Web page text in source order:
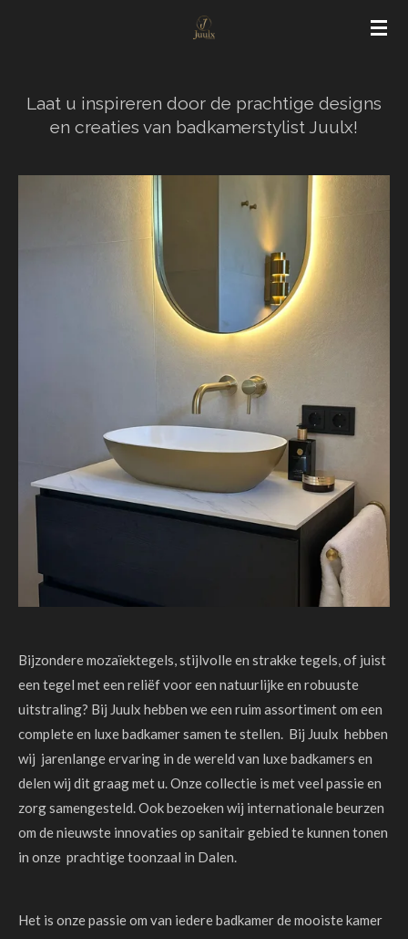
Laat u inspireren door de prachtige designs
en creaties van badkamerstylist Juulx!
Bijzondere mozaïektegels, stijlvolle en strakke tegels, of juist
een tegel met een reliëf voor een natuurlijke en robuuste
uitstraling? Bij Juulx hebben we een ruim assortiment om een
complete en luxe badkamer samen te stellen. Bij Juulx hebben
wij jarenlange ervaring in de wereld van luxe badkamers en
delen wij dit graag met u. Onze collectie is met veel passie en
zorg samengesteld. Ook bezoeken wij internationale beurzen
om de nieuwste innovaties op sanitair gebied te kunnen tonen
in onze prachtige toonzaal in Dalen.
Het is onze passie om van iedere badkamer de mooiste kamer